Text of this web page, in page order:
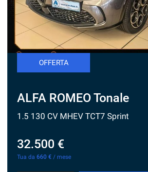
NEWS
OFFERTA
ALFA ROMEO Tonale
1.5 130 CV MHEV TCT7 Sprint
32.500 €
Tua da 660 € / mese
tracciamento
che
adottiamo
per
offrire
le
funzionalità
attività
seguito
Per
ottenere
maggiori